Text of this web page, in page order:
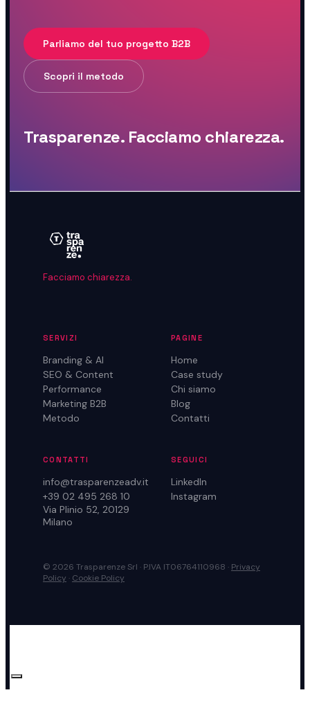
Parliamo del tuo progetto B2B
Scopri il metodo
Trasparenze. Facciamo chiarezza.
Facciamo chiarezza.
SERVIZI
Branding & AI
SEO & Content
Performance
Marketing B2B
Metodo
PAGINE
Home
Case study
Chi siamo
Blog
Contatti
CONTATTI
info@trasparenzeadv.it
+39 02 495 268 10
Via Plinio 52, 20129
Milano
SEGUICI
LinkedIn
Instagram
© 2026 Trasparenze Srl · P.IVA IT06764110968 · Privacy
Policy · Cookie Policy